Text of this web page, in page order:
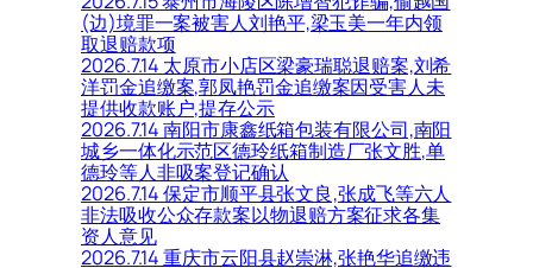
(边)境罪一案被害人刘艳平,梁玉美一年内领
取退赔款项
2026.7.14 太原市小店区梁豪瑞聪退赔案,刘希
洋罚金追缴案,郭凤艳罚金追缴案因受害人未
提供收款账户,提存公示
2026.7.14 南阳市康鑫纸箱包装有限公司,南阳
城乡一体化示范区德玲纸箱制造厂张文胜,单
德玲等人非吸案登记确认
2026.7.14 保定市顺平县张文良,张成飞等六人
非法吸收公众存款案以物退赔方案征求各集
资人意见
2026.7.14 重庆市云阳县赵崇淋,张艳华追缴违